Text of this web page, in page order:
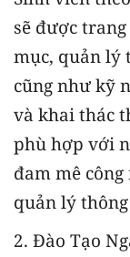
sẽ được
mục, quản lý
cũng như kỹ
và khai thác
phù hợp với
đam mê
quản lý
2. Đào Tạo